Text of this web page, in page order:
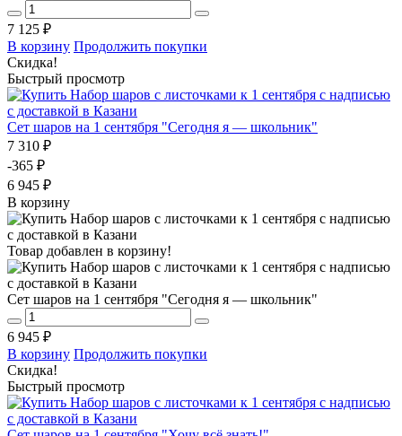
7 125 ₽
В корзину Продолжить покупки
Скидка!
Быстрый просмотр
Сет шаров на 1 сентября "Сегодня я — школьник"
7 310 ₽
-365 ₽
6 945 ₽
В корзину
Товар добавлен в корзину!
Сет шаров на 1 сентября "Сегодня я — школьник"
6 945 ₽
В корзину Продолжить покупки
Скидка!
Быстрый просмотр